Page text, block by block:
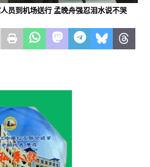
员到机场送行 孟晚舟强忍泪水说不哭